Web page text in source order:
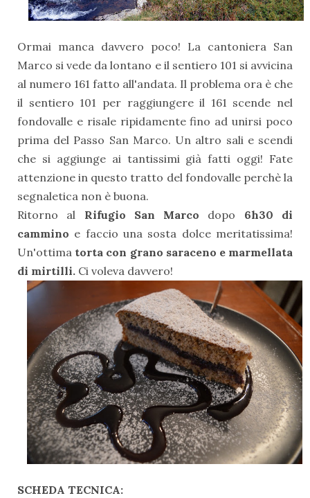
Ormai manca davvero poco! La cantoniera San
Marco si vede da lontano e il sentiero 101 si avvicina
al numero 161 fatto all'andata. Il problema ora è che
il sentiero 101 per raggiungere il 161 scende nel
fondovalle e risale ripidamente fino ad unirsi poco
prima del Passo San Marco. Un altro sali e scendi
che si aggiunge ai tantissimi già fatti oggi! Fate
attenzione in questo tratto del fondovalle perchè la
segnaletica non è buona.
Ritorno al Rifugio San Marco dopo 6h30 di
cammino e faccio una sosta dolce meritatissima!
Un'ottima torta con grano saraceno e marmellata
di mirtilli. Ci voleva davvero!
SCHEDA TECNICA: